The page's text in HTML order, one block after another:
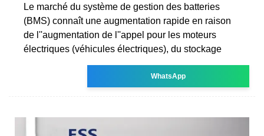
Le marché du système de gestion des batteries
(BMS) connaît une augmentation rapide en raison
de l''augmentation de l''appel pour les moteurs
électriques (véhicules électriques), du stockage
WhatsApp